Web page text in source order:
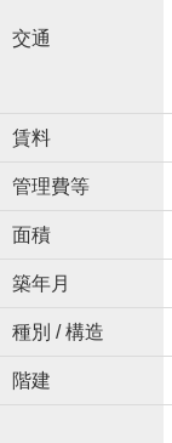
交通
賃料
管理費等
面積
築年月
種別 / 構造
階建